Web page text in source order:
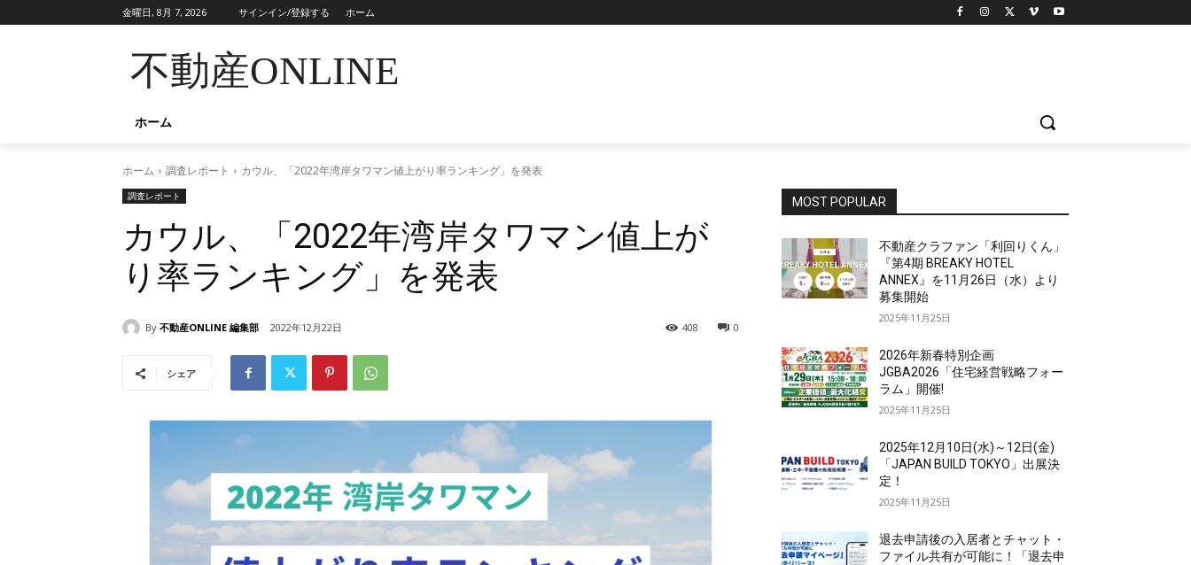
金曜日, 8月 7, 2026 サインイン/登録する ホーム
不動産ONLINE
ホーム
ホーム 調査レポート カウル、「2022年湾岸タワマン値上がり率ランキング」を発表
調査レポート
カウル、「2022年湾岸タワマン値上が
り率ランキング」を発表
By 不動産ONLINE 編集部 2022年12月22日 0
408
シェア
MOST POPULAR
不動産クラファン「利回りくん」
『第4期 BREAKY HOTEL
ANNEX』を11月26日（水）より
募集開始
2025年11月25日
2026年新春特別企画
JGBA2026「住宅経営戦略フォー
ラム」開催!
2025年11月25日
2025年12月10日(水)～12日(金)
「JAPAN BUILD TOKYO」出展決
定！
2025年11月25日
退去申請後の入居者とチャット・
ファイル共有が可能に！「退去申